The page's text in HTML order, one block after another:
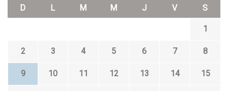
D L M M J V S
1
2 3 4 5 6 7 8
9 10 11 12 13 14 15